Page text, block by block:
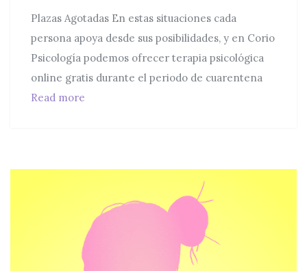
Plazas Agotadas En estas situaciones cada
persona apoya desde sus posibilidades, y en Corio
Psicología podemos ofrecer terapia psicológica
online gratis durante el periodo de cuarentena
Read more